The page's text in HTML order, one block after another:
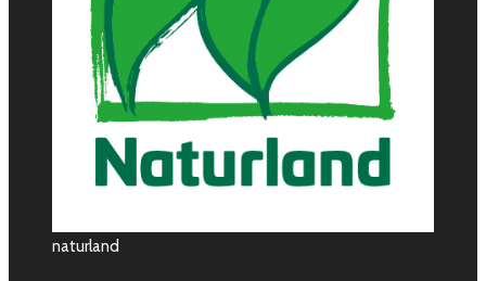
naturland